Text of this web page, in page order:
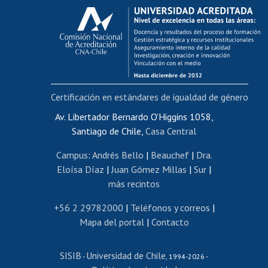
Calificación académica
Postulación al AUCAI
Funcionarias/os
Cursos internos de capacitación
Bienestar del personal
Portal de movilidad interna
Certificado de renta
Certificado de renta honorarios
Editar páginas blancas
Extranjeras/os
Revalidación y reconocimiento de títulos
Postulación al Programa de Movilidad Estudiantil
Cursos de español
Av. Libertador Bernardo O'Higgins 1058,
Santiago de Chile, Casa Central
Campus: Andrés Bello | Beauchef| Dra.
Eloísa Díaz | Juan Gómez Millas | Sur |
más recintos
+56 2 29782000 | Teléfonos y correos |
Mapa del portal| Contacto
SISIB - Universidad de Chile , 1994-2026 -
Certificación en estándares de igualdad de género